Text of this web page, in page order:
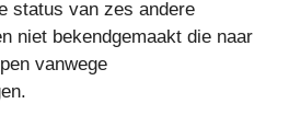
status van zes andere
niet bekendgemaakt die naar
vanwege